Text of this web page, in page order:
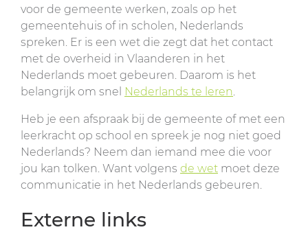
voor de gemeente werken, zoals op het
gemeentehuis of in scholen, Nederlands
spreken. Er is een wet die zegt dat het contact
met de overheid in Vlaanderen in het
Nederlands moet gebeuren. Daarom is het
belangrijk om snel Nederlands te leren
Heb je een afspraak bij de gemeente of met een
leerkracht op school en spreek je nog niet goed
Nederlands? Neem dan iemand mee die voor
jou kan tolken. Want volgens de wet moet deze
communicatie in het Nederlands gebeuren.
Externe links